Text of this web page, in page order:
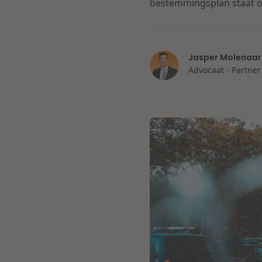
bestemmingsplan staat
Jasper Molenaar
Advocaat - Partner